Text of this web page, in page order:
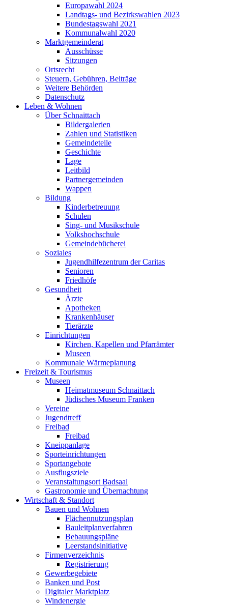
Europawahl 2024
Landtags- und Bezirkswahlen 2023
Bundestagswahl 2021
Kommunalwahl 2020
Marktgemeinderat
Ausschüsse
Sitzungen
Ortsrecht
Steuern, Gebühren, Beiträge
Weitere Behörden
Datenschutz
Leben & Wohnen
Über Schnaittach
Bildergalerien
Zahlen und Statistiken
Gemeindeteile
Geschichte
Lage
Leitbild
Partnergemeinden
Wappen
Bildung
Kinderbetreuung
Schulen
Sing- und Musikschule
Volkshochschule
Gemeindebücherei
Soziales
Jugendhilfezentrum der Caritas
Senioren
Friedhöfe
Gesundheit
Ärzte
Apotheken
Krankenhäuser
Tierärzte
Einrichtungen
Kirchen, Kapellen und Pfarrämter
Museen
Kommunale Wärmeplanung
Freizeit & Tourismus
Museen
Heimatmuseum Schnaittach
Jüdisches Museum Franken
Vereine
Jugendtreff
Freibad
Freibad
Kneippanlage
Sporteinrichtungen
Sportangebote
Ausflugsziele
Veranstaltungsort Badsaal
Gastronomie und Übernachtung
Wirtschaft & Standort
Bauen und Wohnen
Flächennutzungsplan
Bauleitplanverfahren
Bebauungspläne
Leerstandsinitiative
Firmenverzeichnis
Registrierung
Gewerbegebiete
Banken und Post
Digitaler Marktplatz
Windenergie